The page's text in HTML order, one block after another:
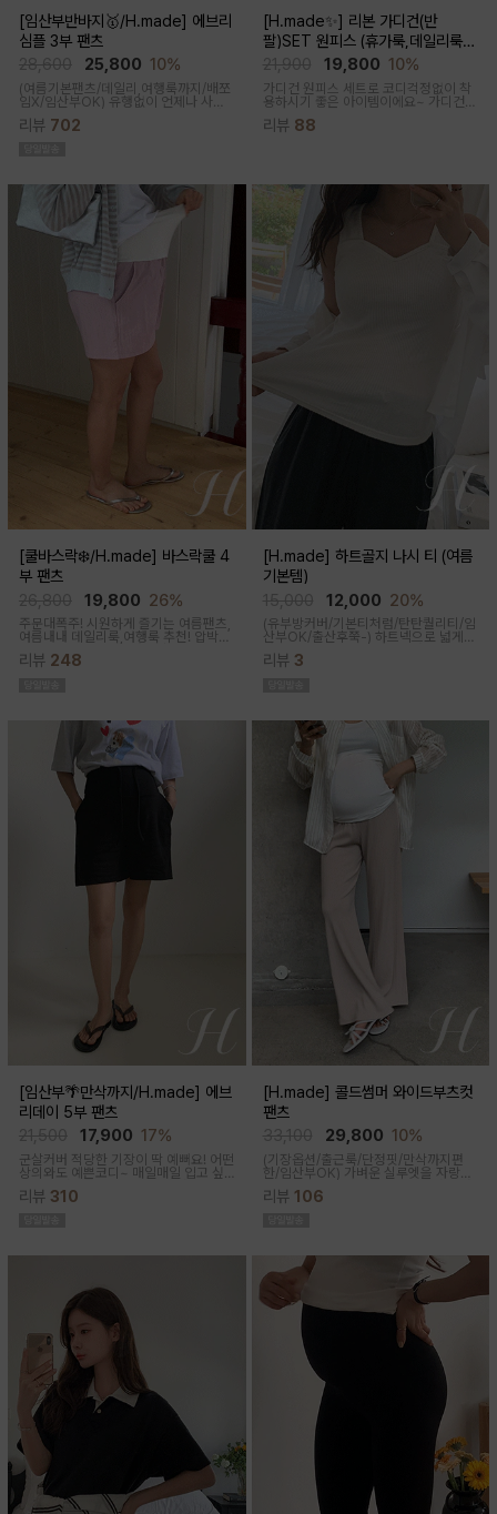
[임산부반바지🥇/H.made] 에브리
심플 3부 팬츠
25,800 10%
(여름기본팬츠/데일리,여행룩까지/배쪼
임X/임산부OK) 유행없이 언제나 사랑
받는 BASIC! 심플하고 베이직한 디자
인이라유행 걱정 없이 매 시즌마다꺼내
리뷰 702
[H.made✨] 리본 가디건(반
팔)SET 원피스 (휴가룩,데일리룩/
체형완벽커버/임산부,출산후 누구나
OK)
19,800 10%
가디건 원피스 세트로 코디걱정없이 착
용하시기 좋은 아이템이에요~ 가디건
꾸안꾸룩으로 활용하기 좋아요
리뷰 88
[쿨바스락❄️/H.made] 바스락쿨 4
부 팬츠
19,800 26%
주문대폭주! 시원하게 즐기는 여름팬츠,
여름내내 데일리룩,여행룩 추천! 압박없
이 편안한 임부복대, 캐쥬얼한 무드의 편
안한 팬츠에요!바스락거리는 매끈한 원
리뷰 248
[H.made] 하트골지 나시 티 (여름
기본템)
12,000 20%
(유부방커버/기본티처럼/탄탄퀄리티/임
산부OK/출산후쭉-) 하트넥으로 넓게
파져 은은한 쇄골 노출이 여성스러운 실
루엣이 되고 넓은 암홀로 끼임이나 답답
리뷰 3
[임산부🌴만삭까지/H.made] 에브
리데이 5부 팬츠
17,900 17%
군살커버 적당한 기장이 딱 예뻐요! 어떤
상의와도 예쁜코디~ 매일매일 입고 싶
한 5부 기장감으로 군살커버
리뷰 310
[H.made] 콜드썸머 와이드부츠컷
팬츠
29,800 10%
(기장옵션/출근룩/단정핏/만삭까지편
한/임산부OK) 가벼운 실루엣을 자랑하
단감과 디자인으로 쾌적하게 착용돼요
리뷰 106